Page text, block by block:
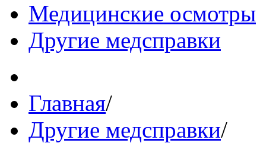
Медицинские осмотры
Другие медсправки
Главная/
Другие медсправки/